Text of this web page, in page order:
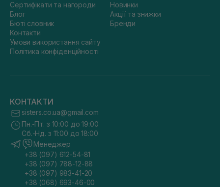
Сертифікати та нагороди
Блог
Бюті словник
Контакти
Умови використання сайту
Політика конфіденційності
Новинки
Акції та знижки
Бренди
КОНТАКТИ
sisters.co.ua@gmail.com
Пн.-Пт. з 10:00 до 19:00
Сб.-Нд. з 11:00 до 18:00
Менеджер
+38 (097) 612-54-81
+38 (097) 788-12-88
+38 (097) 983-41-20
+38 (068) 693-46-00